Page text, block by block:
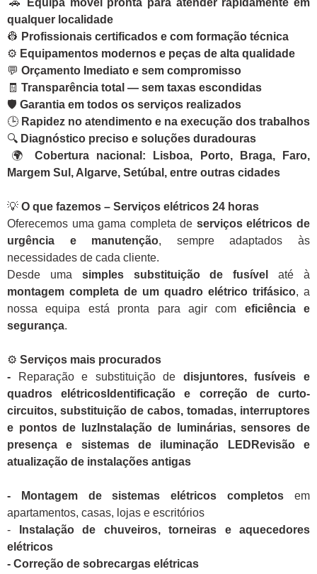
🚗
Equipa móvel pronta para atender rapidamente em
qualquer localidade
👷 Profissionais certificados e com formação técnica
⚙️ Equipamentos modernos e peças de alta qualidade
💬 Orçamento Imediato e sem compromisso
🧾 Transparência total — sem taxas escondidas
🛡️ Garantia em todos os serviços realizados
🕒 Rapidez no atendimento e na execução dos trabalhos
🔍 Diagnóstico preciso e soluções duradouras
🌍 Cobertura nacional: Lisboa, Porto, Braga, Faro,
Margem Sul, Algarve, Setúbal, entre outras cidades
💡 O que fazemos – Serviços elétricos 24 horas
Oferecemos uma gama completa de serviços elétricos de
urgência e manutenção, sempre adaptados às
necessidades de cada cliente.
Desde uma simples substituição de fusível
até à
montagem completa de um quadro elétrico trifásico, a
nossa equipa está pronta para agir com eficiência e
segurança.
⚙️ Serviços mais procurados
-
Reparação e substituição de disjuntores, fusíveis e
quadros elétricosIdentificação e correção de curto-
circuitos, substituição de cabos, tomadas, interruptores
e pontos de luzInstalação de luminárias, sensores de
presença e sistemas de iluminação LEDRevisão e
atualização de instalações antigas
- Montagem de sistemas elétricos completos em
apartamentos, casas, lojas e escritórios
-
Instalação de chuveiros, torneiras e aquecedores
elétricos
- Correção de sobrecargas elétricas